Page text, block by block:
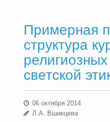
Примерная
структура
религиозных
светской
06 октября 2014
Л.А. Вшивцева